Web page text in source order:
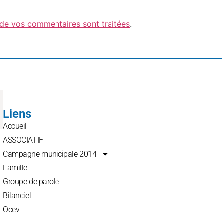
vos commentaires sont traitées.
Liens
Accueil
ASSOCIATIF
Campagne municipale 2014
Famille
Groupe de parole
Bilanciel
Ocev